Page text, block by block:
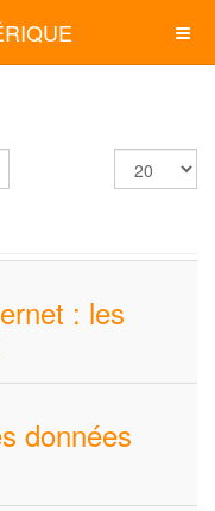
Afficher
#
: les
données